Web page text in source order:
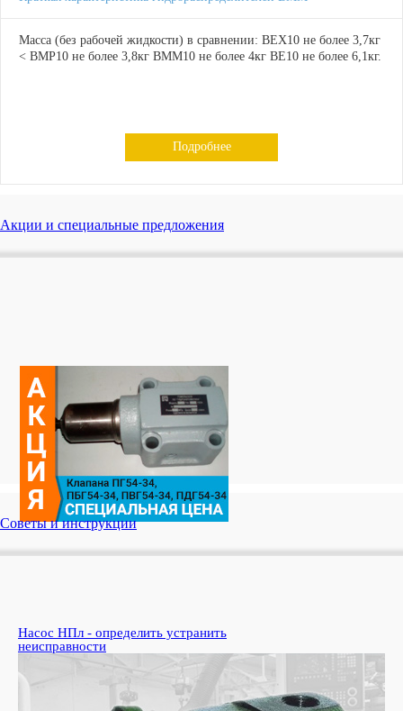
Масса (без рабочей жидкости) в сравнении: ВЕХ10 не более 3,7кг
< ВМР10 не более 3,8кг ВММ10 не более 4кг ВЕ10 не более 6,1кг.
Подробнее
Акции и специальные предложения
Советы и инструкции
Насос НПл - определить устранить
неисправности